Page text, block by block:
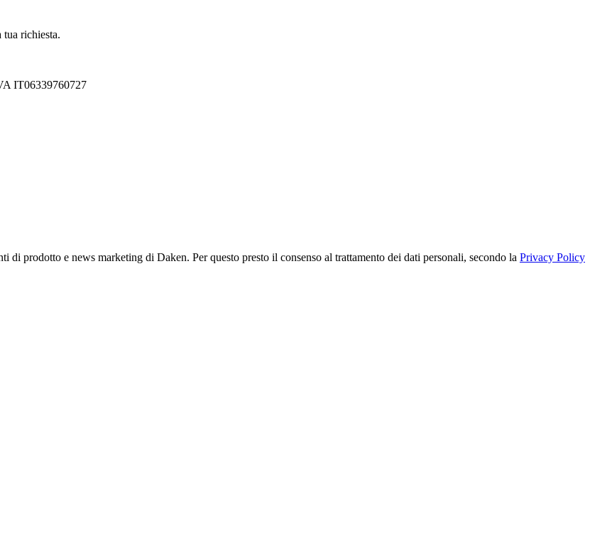
tua richiesta.
IT06339760727
prodotto e news marketing di Daken. Per questo presto il consenso al trattamento dei dati personali, secondo la Privacy Policy